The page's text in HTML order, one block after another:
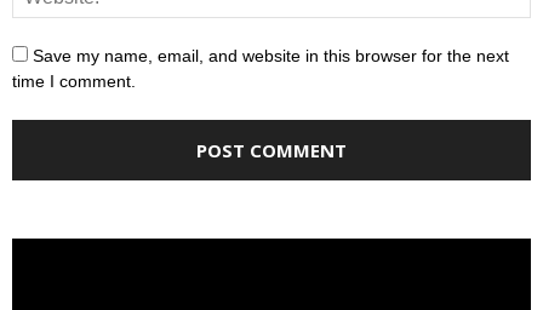
Save my name, email, and website in this browser for the next
time I comment.